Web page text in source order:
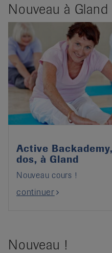
Nouveau à Gland
Active
dos, à Gland
Nouveau cours !
continuer
Nouveau !